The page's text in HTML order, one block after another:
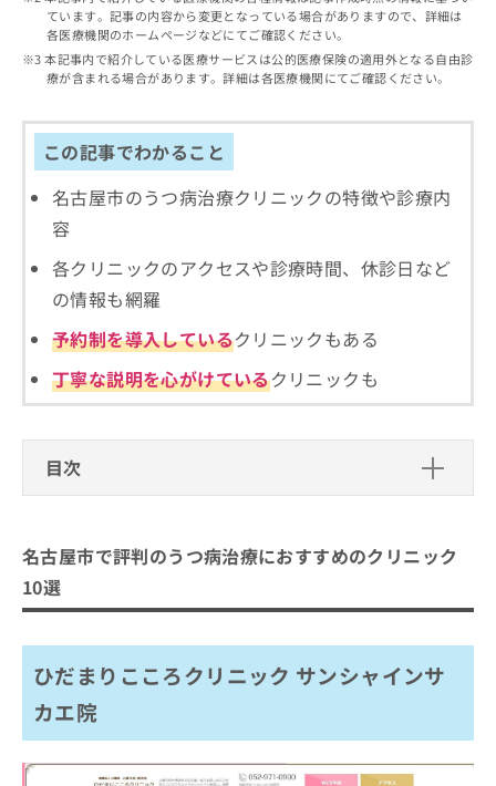
ています。記事の内容から変更となっている場合がありますので、詳細は
各医療機関のホームページなどにてご確認ください。
本記事内で紹介している医療サービスは公的医療保険の適用外となる自由診
療が含まれる場合があります。詳細は各医療機関にてご確認ください。
この記事でわかること
名古屋市のうつ病治療クリニックの特徴や診療内
容
各クリニックのアクセスや診療時間、休診日など
の情報も網羅
予約制を導入しているクリニックもある
丁寧な説明を心がけているクリニックも
目次
名古屋栄･ココカラハートクリニック
ゲート内科・心療内科
名駅さこうメンタルクリニック
名古屋麻酔科クリニック
とわたり内科・心療内科
すずかけクリニック
名古屋市で評判のうつ病治療におすすめのクリニック
10選
ひだまりこころクリニック サンシャインサ
カエ院
らは
マイ
ナビ
クリ
ニッ
ビサ
イト
への
お問
合せ
フォ
ーム
りま
クリ
クの
約・
症状
相談
はで
きま
ご了
承く
ださ
い。
資
ご
求
は
ら
料
報
拡
申
み
は
こ
ら
載
情
報
稿
問
合
わ
こ
料
の
請
ら
無
情
報
充
の
お
お